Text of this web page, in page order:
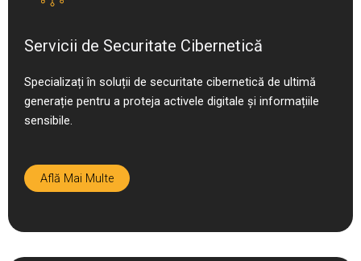
Servicii de Securitate Cibernetică
Specializați în soluții de securitate cibernetică de ultimă
generație pentru a proteja activele digitale și informațiile
sensibile.
Află Mai Multe